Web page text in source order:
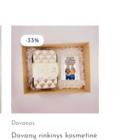
-33%
Dovanos
Dovanų rinkinys kosmetinė
price
was:
€30,00.
price
is: